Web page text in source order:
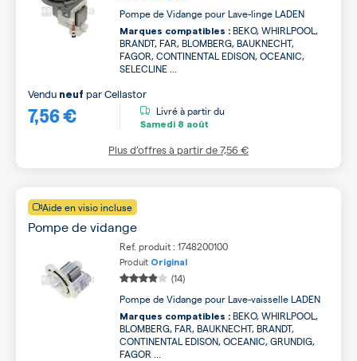
Pompe de Vidange pour Lave-linge LADEN
Marques compatibles : BEKO, WHIRLPOOL,
BRANDT, FAR, BLOMBERG, BAUKNECHT,
FAGOR, CONTINENTAL EDISON, OCEANIC,
SELECLINE ...
7,56 €
Vendu neuf parCellastor
Livré à partir du
Samedi 8 août
Plus d’offres à partir de7,56 €
Aide en visio incluse
Pompe de vidange
Ref. produit : 1748200100
Produit Original
(14)
Pompe de Vidange pour Lave-vaisselle LADEN
Marques compatibles : BEKO, WHIRLPOOL,
BLOMBERG, FAR, BAUKNECHT, BRANDT,
CONTINENTAL EDISON, OCEANIC, GRUNDIG,
FAGOR ...